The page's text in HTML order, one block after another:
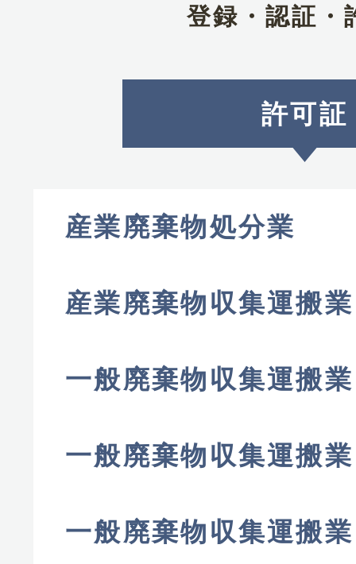
登録・認証・
許可証
産業廃棄物処分業
産業廃棄物収集運搬業
一般廃棄物収集運搬業
一般廃棄物収集運搬業
一般廃棄物収集運搬業